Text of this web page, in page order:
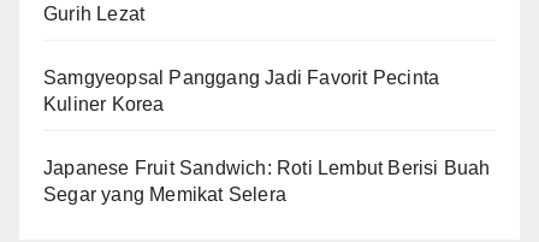
Gurih Lezat
Samgyeopsal Panggang Jadi Favorit Pecinta
Kuliner Korea
Japanese Fruit Sandwich: Roti Lembut Berisi Buah
Segar yang Memikat Selera